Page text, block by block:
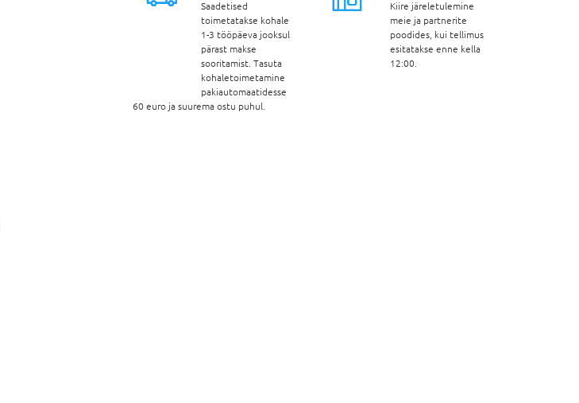
Saadetised
toimetatakse kohale
1-3 tööpäeva jooksul
pärast makse
sooritamist. Tasuta
kohaletoimetamine
pakiautomaatidesse
60 euro ja suurema ostu puhul.
Kiire järeletulemine
meie ja partnerite
poodides, kui tellimus
esitatakse enne kella
12:00.